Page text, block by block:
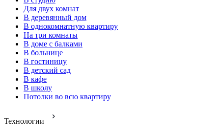
Для двух комнат
В деревянный дом
В однокомнатную квартиру
На три комнаты
В доме с балками
В больнице
В гостиницу
В детский сад
В кафе
В школу
Потолки во всю квартиру
Технологии